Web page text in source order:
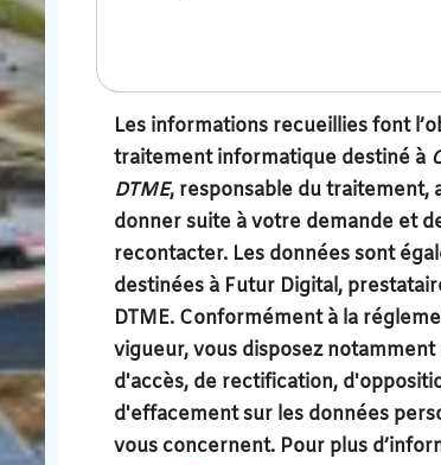
Les informations recueillies font
traitement informatique destiné à
DTME, responsable du traitement,
donner suite à votre demande et
recontacter. Les données sont
destinées à Futur Digital,
DTME. Conformément à la
vigueur, vous disposez
d'accès, de rectification,
d'effacement sur les données
vous concernent. Pour plus